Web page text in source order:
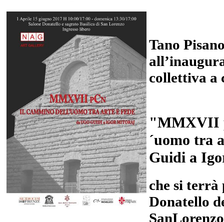
Tano
collettiva a
"MMXVII
´uomo tra
Guidi a
che si terrà
Donatello